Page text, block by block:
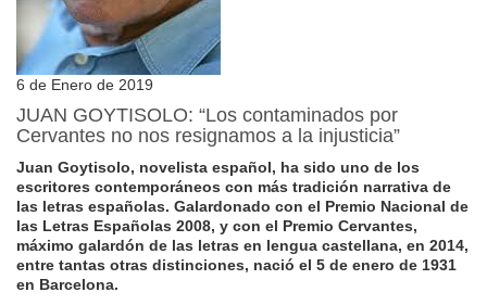
6 de Enero de 2019
JUAN GOYTISOLO: “Los contaminados por
Cervantes no nos resignamos a la injusticia”
Juan Goytisolo, novelista español, ha sido uno de los
escritores contemporáneos con más tradición narrativa de
las letras españolas. Galardonado con el Premio Nacional de
las Letras Españolas 2008, y con el Premio Cervantes,
máximo galardón de las letras en lengua castellana, en 2014,
entre tantas otras distinciones, nació el 5 de enero de 1931
en Barcelona.